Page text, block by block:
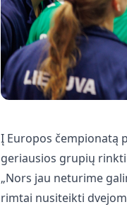
Į Europos čempionatą
geriausios grupių
„Nors jau neturime
rimtai nusiteikti